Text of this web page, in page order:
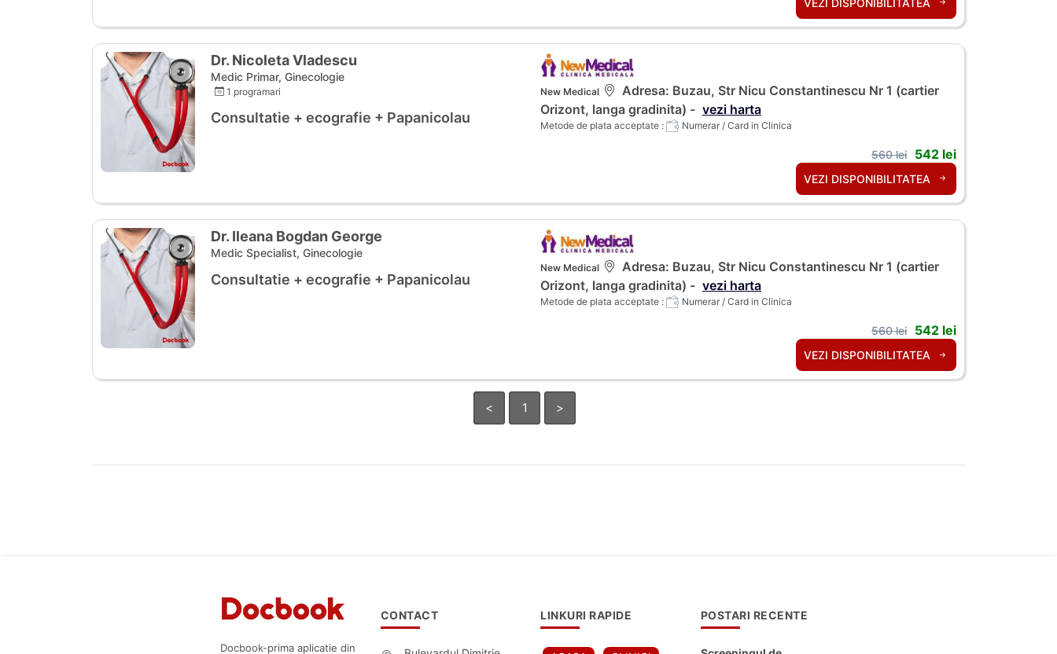
Dr. Nicoleta Vladescu
Medic Primar, Ginecologie
1 programari
Consultatie + ecografie + Papanicolau
New Medical
Adresa: Buzau, Str Nicu Constantinescu Nr 1 (cartier
Orizont, langa gradinita) - vezi harta
Metode de plata acceptate : Numerar / Card in Clinica
560 lei 542 lei
VEZI DISPONIBILITATEA
Dr. Ileana Bogdan George
Medic Specialist, Ginecologie
Consultatie + ecografie + Papanicolau
New Medical
Adresa: Buzau, Str Nicu Constantinescu Nr 1 (cartier
Orizont, langa gradinita) - vezi harta
Metode de plata acceptate : Numerar / Card in Clinica
560 lei 542 lei
VEZI DISPONIBILITATEA
< 1 >
Docbook-prima aplicatie din
CONTACT LINKURI RAPIDE POSTARI RECENTE